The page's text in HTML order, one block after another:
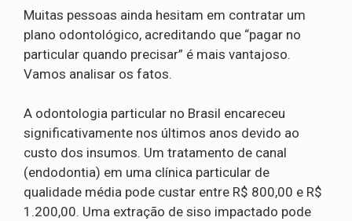
Muitas pessoas ainda hesitam em contratar um
plano odontológico, acreditando que “pagar no
particular quando precisar” é mais vantajoso.
Vamos analisar os fatos.
A odontologia particular no Brasil encareceu
significativamente nos últimos anos devido ao
custo dos insumos. Um tratamento de canal
(endodontia) em uma clínica particular de
qualidade média pode custar entre R$ 800,00 e R$
1.200,00. Uma extração de siso impactado pode